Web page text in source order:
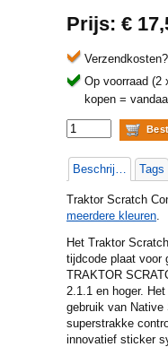
Prijs: €
Verzendkosten?
Op voorraad (2
kopen =
Beschrijving Tags
Traktor Scratch
meerdere kleuren.
Het Traktor
tijdcode plaat voor
TRAKTOR
2.1.1 en hoger.
gebruik van
superstrakke
innovatief sticker